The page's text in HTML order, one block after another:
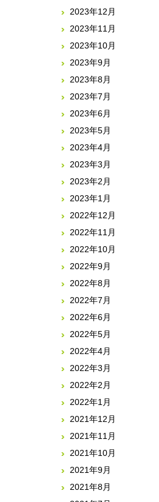
2023年12月
2023年11月
2023年10月
2023年9月
2023年8月
2023年7月
2023年6月
2023年5月
2023年4月
2023年3月
2023年2月
2023年1月
2022年12月
2022年11月
2022年10月
2022年9月
2022年8月
2022年7月
2022年6月
2022年5月
2022年4月
2022年3月
2022年2月
2022年1月
2021年12月
2021年11月
2021年10月
2021年9月
2021年8月